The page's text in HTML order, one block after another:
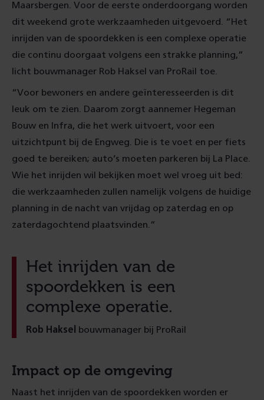
Maarsbergen. Voor de eerste onderdoorgang worden
dit weekend grote werkzaamheden uitgevoerd. “Het
inrijden van de spoordekken is een complexe operatie
die continu doorgaat volgens een strakke planning,”
licht bouwmanager Rob Haksel van ProRail toe.
“Voor bewoners en andere geïnteresseerden is dit
leuk om te zien. Daarom zorgt aannemer Hegeman
Bouw en Infra, die het werk uitvoert, voor een
uitzichtpunt bij de Engweg. Die is te voet en per fiets
goed te bereiken; auto’s moeten parkeren bij La Place.
Wie het inrijden wil bekijken moet wel vroeg uit bed:
die werkzaamheden zullen namelijk volgens de huidige
planning in de nacht van vrijdag op zaterdag en op
zaterdagochtend plaatsvinden.”
Het inrijden van de
spoordekken is een
complexe operatie.
Rob Haksel bouwmanager bij ProRail
Impact op de omgeving
Naast het inrijden van de spoordekken worden er